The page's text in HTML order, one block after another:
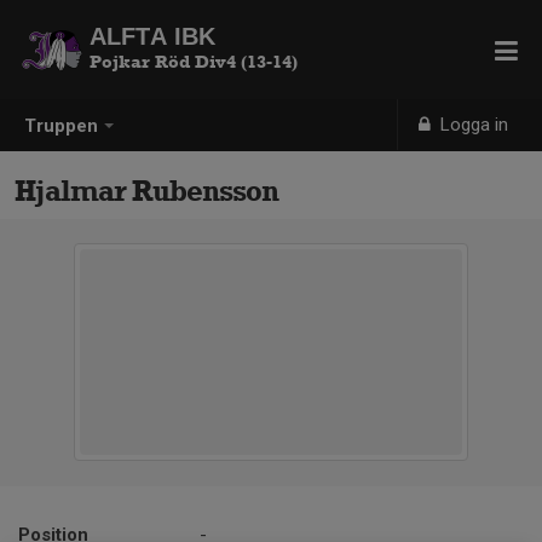
Truppen Logga in
ALFTA IBK
Pojkar Röd Div4 (13-14)
Hjalmar Rubensson
Position
-